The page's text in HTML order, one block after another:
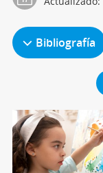
Bibliografía